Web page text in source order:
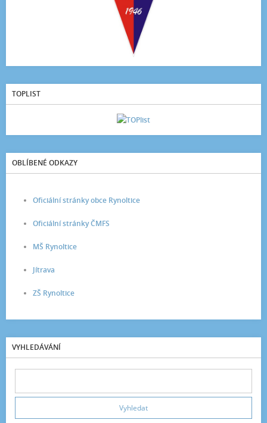
TOPLIST
OBLÍBENÉ ODKAZY
Oficiální stránky obce Rynoltice
Oficiální stránky ČMFS
MŠ Rynoltice
Jítrava
ZŠ Rynoltice
VYHLEDÁVÁNÍ